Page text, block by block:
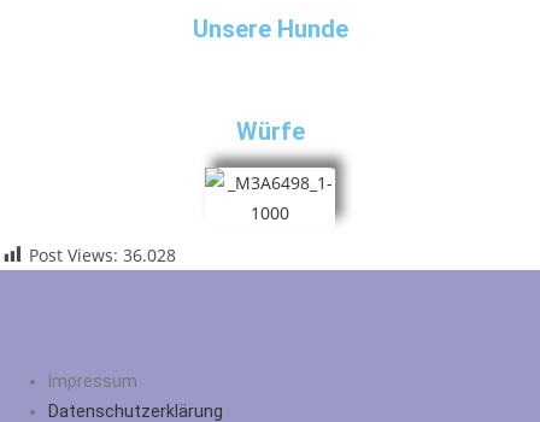
Unsere Hunde
Würfe
Post Views: 36.028
Impressum
Datenschutzerklärung